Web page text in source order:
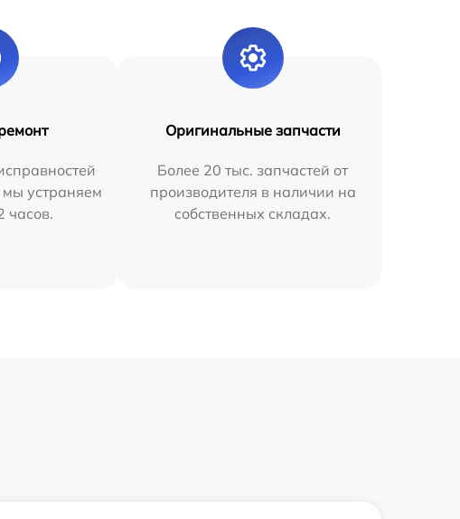
устраняем
часов.
Оригинальные запчасти
Более 20 тыс. запчастей от
производителя в наличии на
собственных складах.